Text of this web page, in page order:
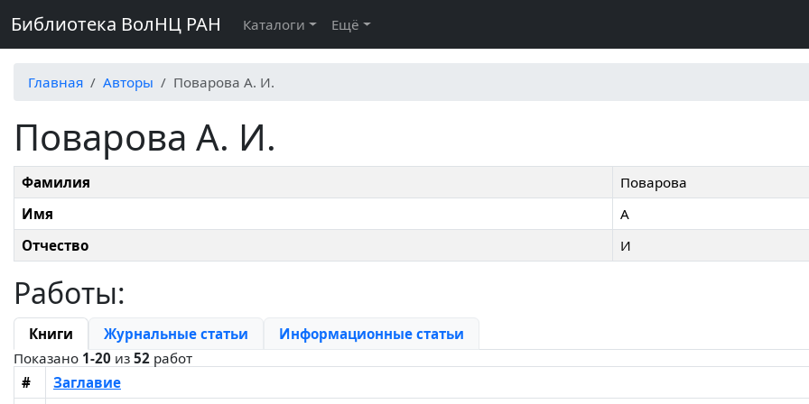
Библиотека ВолНЦ РАН Каталоги Ещё
Главная Авторы Поварова А. И.
Поварова А. И.
Фамилия
Поварова
Имя
А
Отчество
И
Работы:
Книги Журнальные статьи
Информационные статьи
Показано 1-20 из 52 работ
#
Заглавие